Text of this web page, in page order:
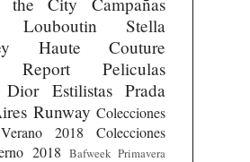
Louboutin
Stella
Haute Couture
Report
Peliculas
Dior Estilistas Prada
Runway Colecciones
2018
Colecciones
2018 Bafweek Primavera